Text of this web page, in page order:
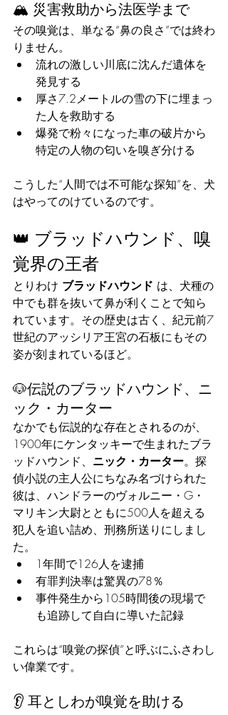
🏔️ 災害救助から法医学まで
その嗅覚は、単なる“鼻の良さ”では終わ
りません。
流れの激しい川底に沈んだ遺体を
発見する
厚さ7.2メートルの雪の下に埋まっ
た人を救助する
爆発で粉々になった車の破片から
特定の人物の匂いを嗅ぎ分ける
こうした“人間では不可能な探知”を、犬
はやってのけているのです。
👑 ブラッドハウンド、嗅
覚界の王者
とりわけ ブラッドハウンド は、犬種の
中でも群を抜いて鼻が利くことで知ら
れています。その歴史は古く、紀元前7
世紀のアッシリア王宮の石板にもその
姿が刻まれているほど。
🐶伝説のブラッドハウンド、ニ
ック・カーター
なかでも伝説的な存在とされるのが、
1900年にケンタッキーで生まれたブラ
ッドハウンド、 ニック・カーター。探
偵小説の主人公にちなみ名づけられた
彼は、ハンドラーのヴォルニー・G・
マリキン大尉とともに500人を超える
犯人を追い詰め、刑務所送りにしまし
た。
1年間で126人を逮捕
有罪判決率は驚異の78％
事件発生から105時間後の現場で
も追跡して自白に導いた記録
これらは“嗅覚の探偵”と呼ぶにふさわし
い偉業です。
👂 耳としわが嗅覚を助ける